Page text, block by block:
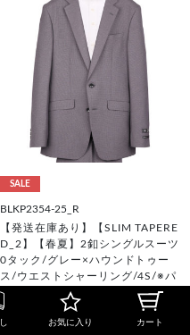
SALE
BLKP2354-25_R
【発送在庫あり】【SLIM TAPERE
D_2】【春夏】2釦シングルスーツ
0タック/グレー×ハウンドトゥー
ス/ウエストシャーリング/4S/※パ
ンツ裾上げ済仕様
¥31,900お気に入り カート